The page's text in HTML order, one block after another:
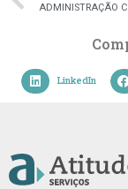
LinkedIn